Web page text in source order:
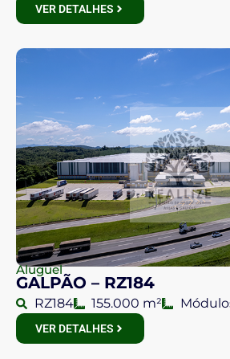
VER DETALHES
Aluguel
GALPÃO – RZ184
RZ184 155.000 m²
VER DETALHES